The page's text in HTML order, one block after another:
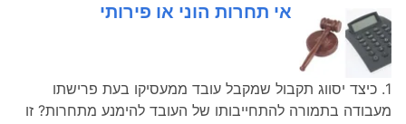
אי תחרות הוני או פירותי
1. כיצד יסווג תקבול שמקבל עובד ממעסיקו בעת פרישתו
מעבודה בתמורה להתחייבותו של העובד להימנע מתחרות? זו